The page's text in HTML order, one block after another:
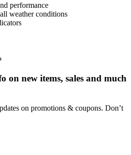
performance
weather conditions
on new items, sales and much
on promotions & coupons. Don’t